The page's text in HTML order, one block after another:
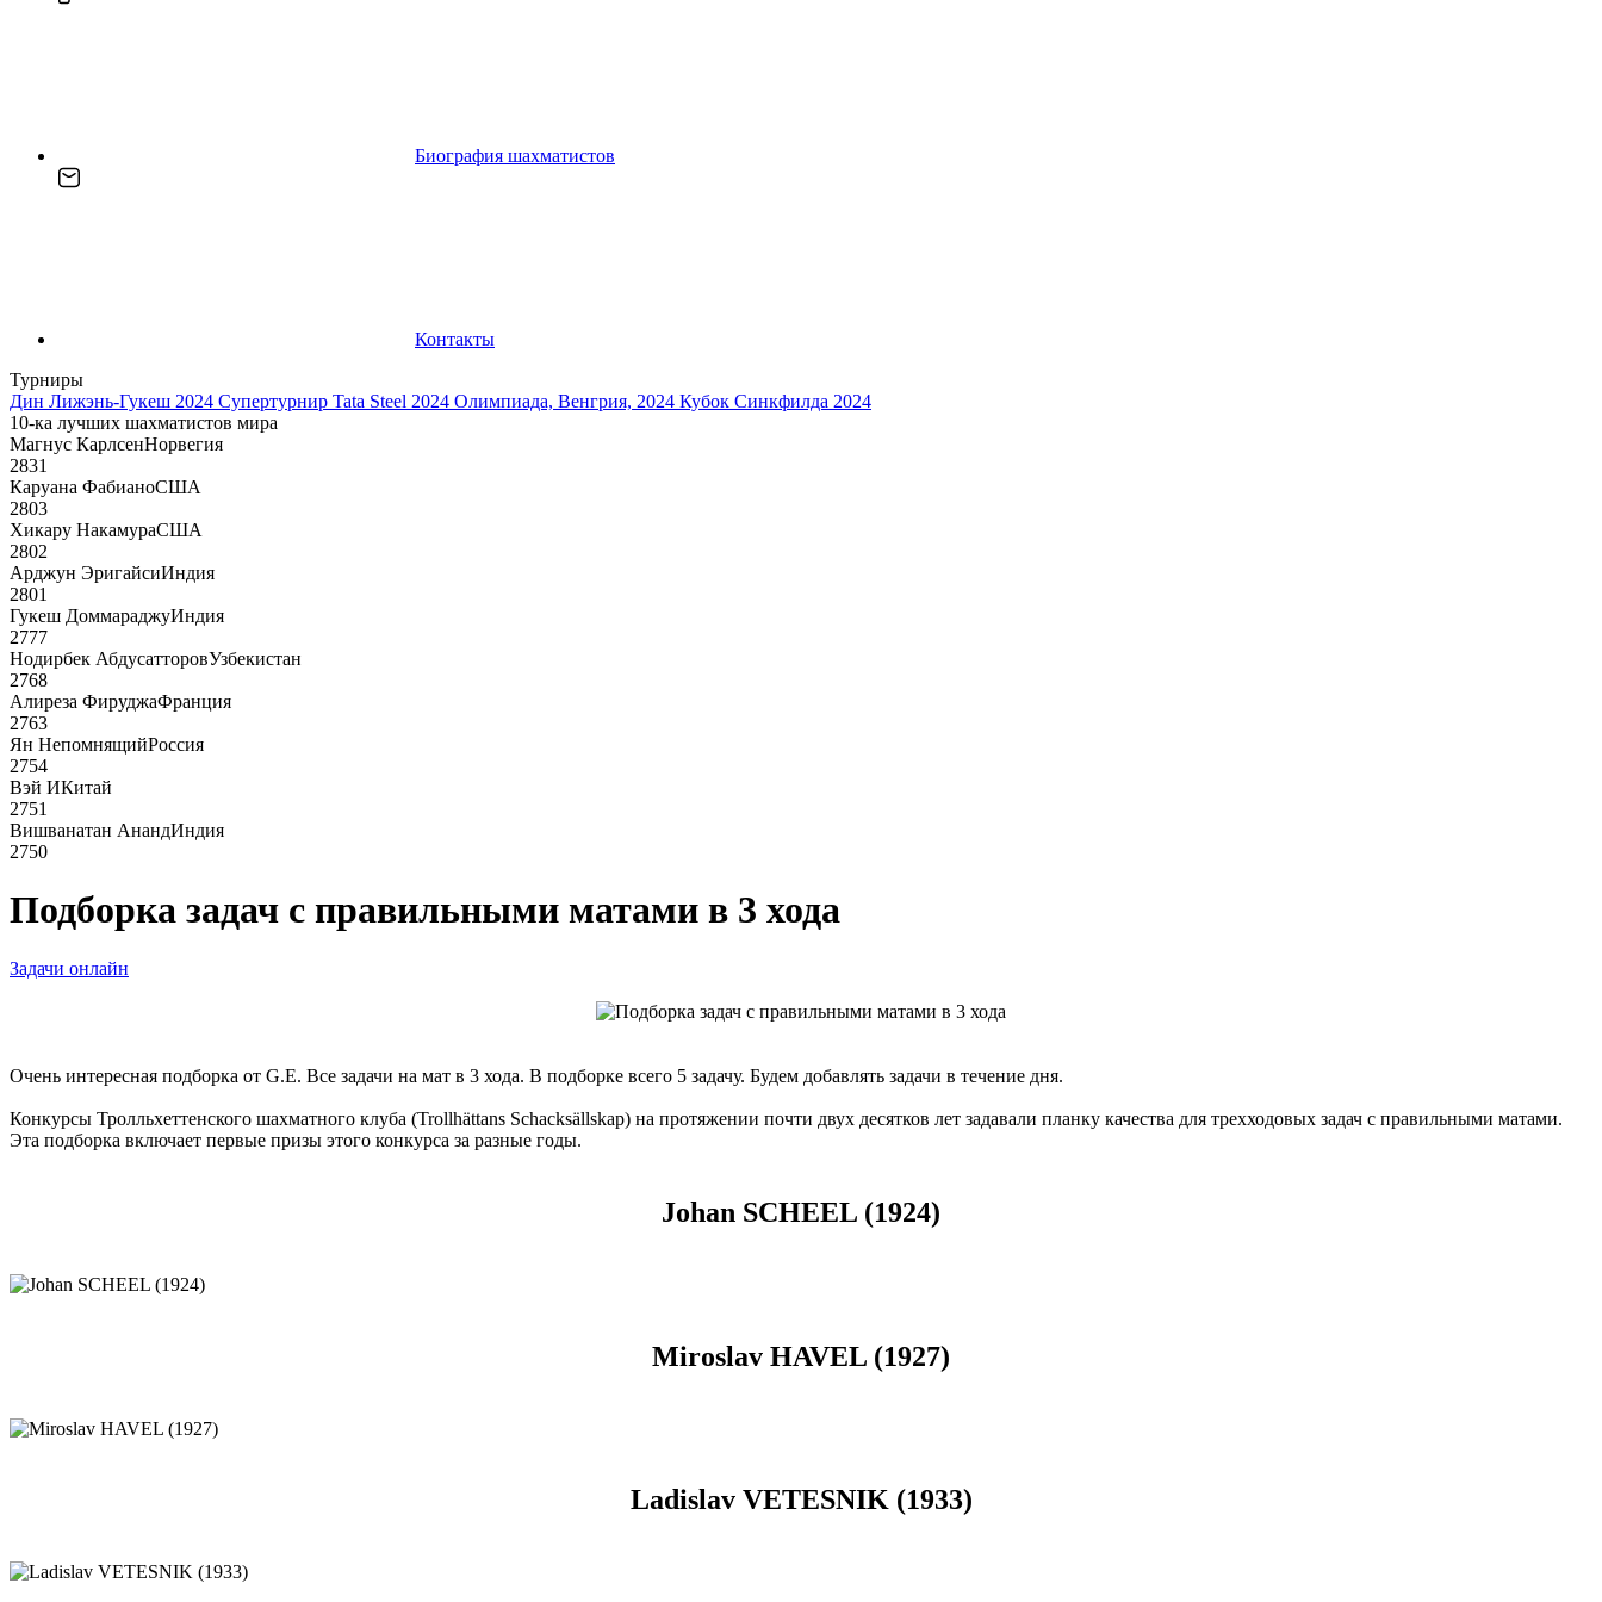
Биография шахматистов
Контакты
Турниры
Дин Лижэнь-Гукеш 2024 Супертурнир Tata Steel 2024 Олимпиада, Венгрия, 2024 Кубок Синкфилда 2024
10-ка лучших шахматистов мира
Магнус КарлсенНорвегия
2831
Каруана ФабианоСША
2803
Хикару НакамураСША
2802
Арджун ЭригайсиИндия
2801
Гукеш ДоммараджуИндия
2777
Нодирбек АбдусатторовУзбекистан
2768
Алиреза ФируджаФранция
2763
Ян НепомнящийРоссия
2754
Вэй ИКитай
2751
Вишванатан АнандИндия
2750
Подборка задач с правильными матами в 3 хода
Задачи онлайн
Очень интересная подборка от G.E. Все задачи на мат в 3 хода. В подборке всего 5 задачу. Будем добавлять задачи в течение дня.
Конкурсы Тролльхеттенского шахматного клуба (Trollhättans Schacksällskap) на протяжении почти двух десятков лет задавали планку качества для трехходовых задач с правильными матами.
Эта подборка включает первые призы этого конкурса за разные годы.
Johan SCHEEL (1924)
Miroslav HAVEL (1927)
Ladislav VETESNIK (1933)